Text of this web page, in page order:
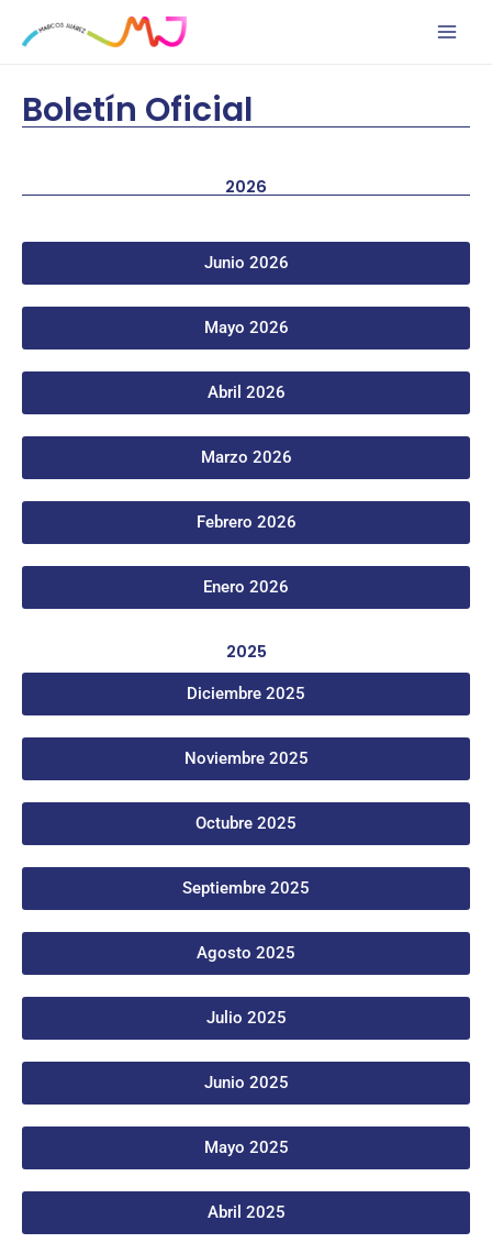
Boletín Oficial
2026
Junio 2026
Mayo 2026
Abril 2026
Marzo 2026
Febrero 2026
Enero 2026
2025
Diciembre 2025
Noviembre 2025
Octubre 2025
Septiembre 2025
Agosto 2025
Julio 2025
Junio 2025
Mayo 2025
Abril 2025